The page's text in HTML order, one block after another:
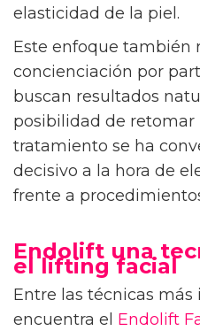
elasticidad de la piel.
Este enfoque también
concienciación por
buscan resultados
posibilidad de retomar
tratamiento se ha
decisivo a la hora de
frente a
Endolift una
el lifting facial
Entre las técnicas más
encuentra el Endolift